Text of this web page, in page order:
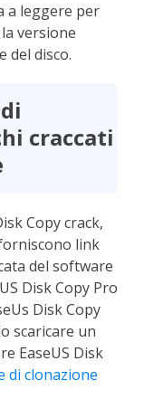
a leggere per
versione
del disco.
craccati
Copy crack,
link
del software
Disk Copy Pro
Disk Copy
scaricare un
EaseUS Disk
di clonazione